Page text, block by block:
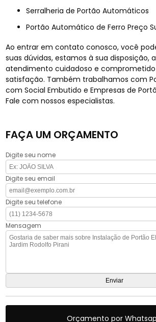
Serralheria de Portão Automáticos
Portão Automático de Ferro Preço
Ao entrar em contato conosco, você
suas dúvidas, estamos à sua disposição,
atendimento cuidadoso e
satisfação. Também trabalhamos com
com Social Embutido e Empresas de
Fale com nossos especialistas.
FAÇA UM ORÇAMENTO
Digite seu nome
Digite seu email
Digite seu telefone
Mensagem
Orçamento por